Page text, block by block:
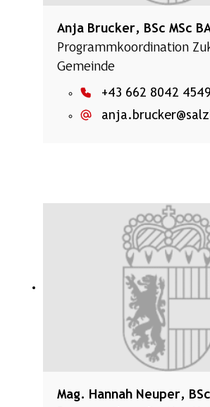
Anja Brucker, BSc MSc
Programmkoordination
Gemeinde
+43 662 8042 4549
Mag. Hannah Neuper,